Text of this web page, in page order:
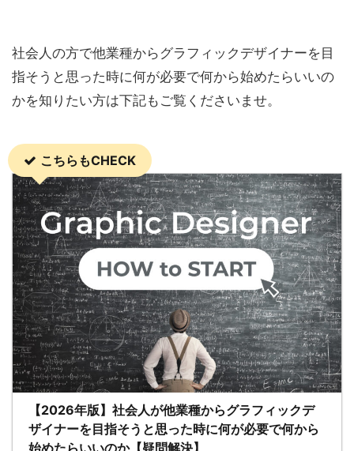
社会人の方で他業種からグラフィックデザイナーを目
指そうと思った時に何が必要で何から始めたらいいの
かを知りたい方は下記もご覧くださいませ。
こちらもCHECK
【2026年版】社会人が他業種からグラフィックデ
ザイナーを目指そうと思った時に何が必要で何から